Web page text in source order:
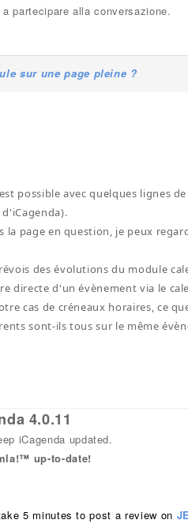
a partecipare alla conversazione.
sur une page pleine ?
possible avec quelques lignes
la page en question, je peux
des évolutions du module
directe d'un évènement via le
cas de créneaux horaires, ce
sont-ils tous sur le même
4.0.11
iCagenda updated.
up-to-date!
5 minutes to post a review on